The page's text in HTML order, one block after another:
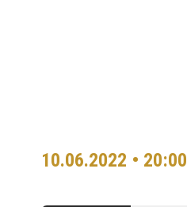
10.06.2022 • 20:00